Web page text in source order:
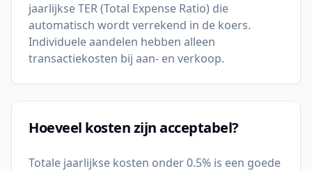
jaarlijkse TER (Total Expense Ratio) die
automatisch wordt verrekend in de koers.
Individuele aandelen hebben alleen
transactiekosten bij aan- en verkoop.
Hoeveel kosten zijn acceptabel?
Totale jaarlijkse kosten onder 0.5% is een goede